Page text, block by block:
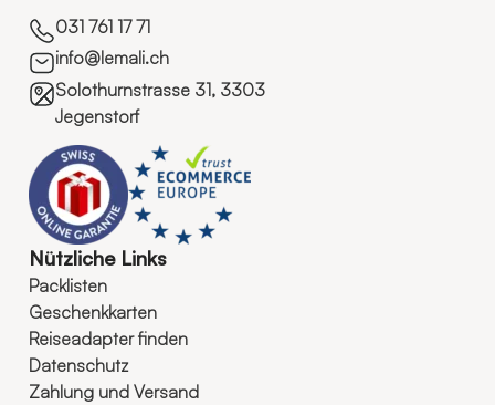
031 761 17 71
info@lemali.ch
Solothurnstrasse 31, 3303
Jegenstorf
Nützliche Links
Packlisten
Geschenkkarten
Reiseadapter finden
Datenschutz
Zahlung und Versand